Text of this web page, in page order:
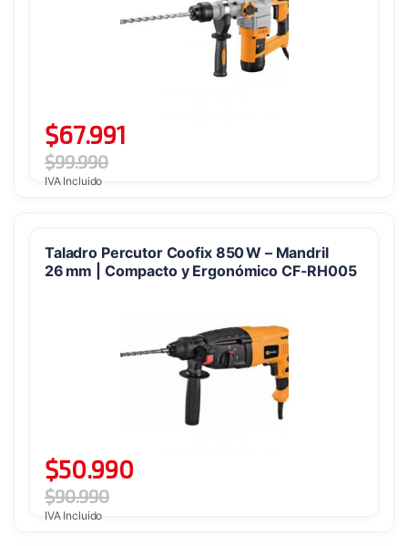
$67.991
$99.990
IVA Incluido
Taladro Percutor Coofix 850 W – Mandril
26 mm | Compacto y Ergonómico CF-RH005
$50.990
$90.990
IVA Incluido